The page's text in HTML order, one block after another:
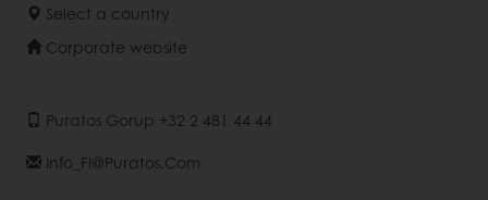
Select a country
Corporate website
Puratos Gorup +32 2 481 44 44
Info_FI@puratos.com